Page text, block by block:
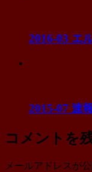
2016-03 エ
2015-07 速
コメントを
メールアドレスが